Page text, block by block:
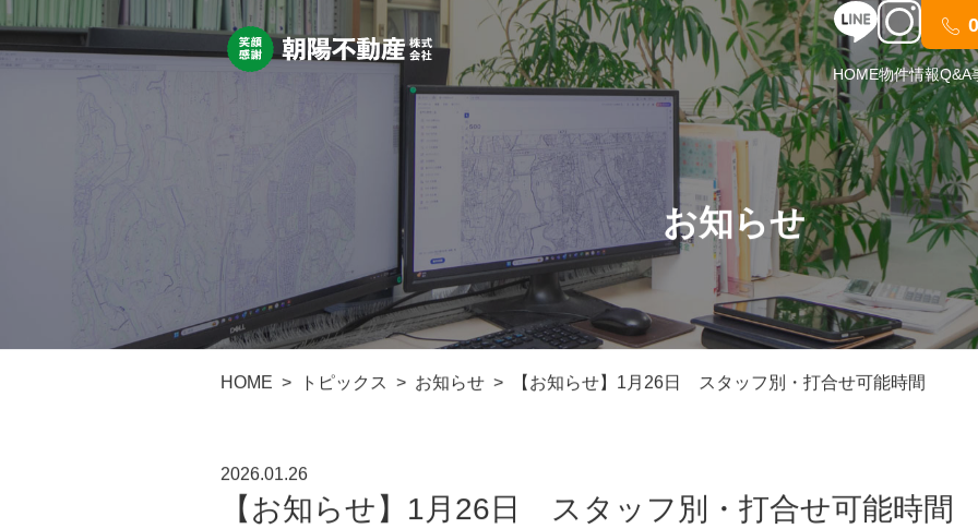
HOME物件情報Q&A
お知らせ
HOME トピックス お知らせ 【お知らせ】1月26日 スタッフ別・打合せ可能時間
2026.01.26
【お知らせ】1月26日 スタッフ別・打合せ可能時間